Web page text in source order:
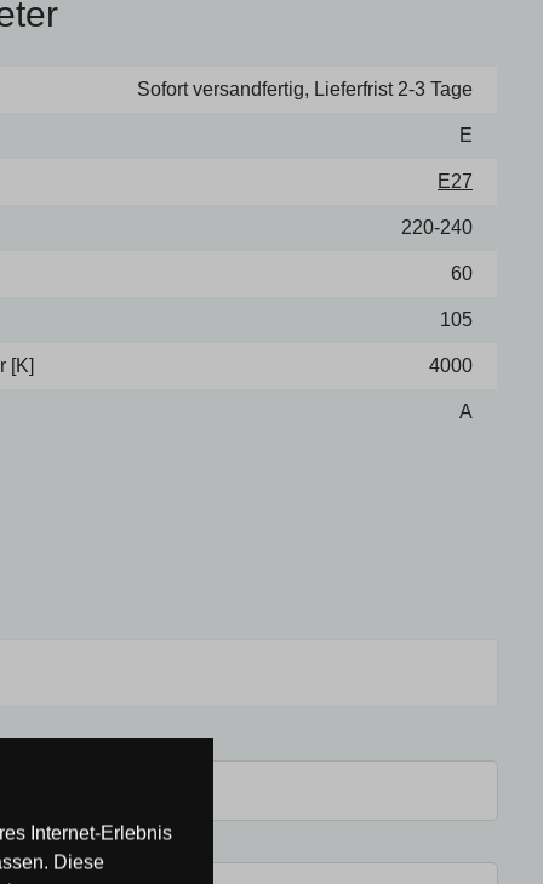
Sofort versandfertig, Lieferfrist 2-3 Tage
E
E27
220-240
60
105
[K] 4000
A
Internet-Erlebnis
Diese